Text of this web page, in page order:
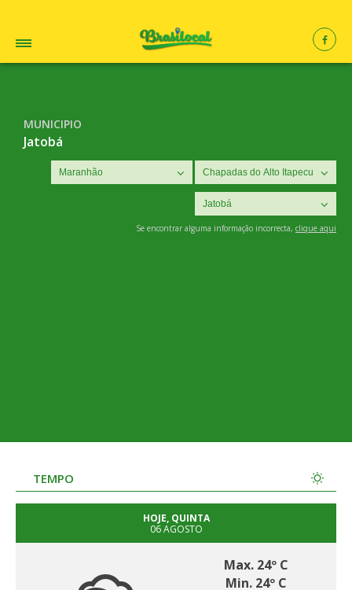
MUNICIPIO
Jatobá
Se encontrar alguma informação incorrecta, clique aqui
TEMPO
HOJE, QUINTA
06 AGOSTO
Max. 24º C
Min. 24º C